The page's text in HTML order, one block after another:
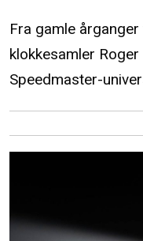
Fra gamle
klokkesamler
Speedmaster-